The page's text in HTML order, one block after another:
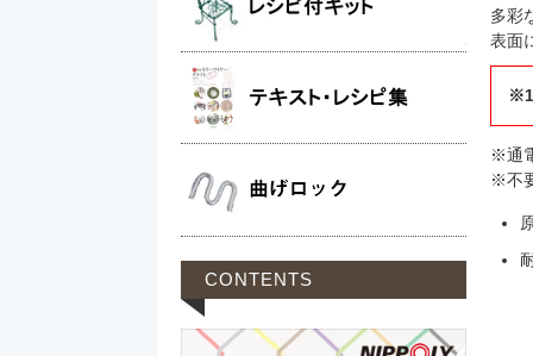
多彩
表面
※通
※不
CONTENTS